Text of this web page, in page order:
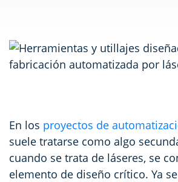
En los proyectos de
suele tratarse como algo
cuando se trata de láseres, se
elemento de diseño crítico. Ya